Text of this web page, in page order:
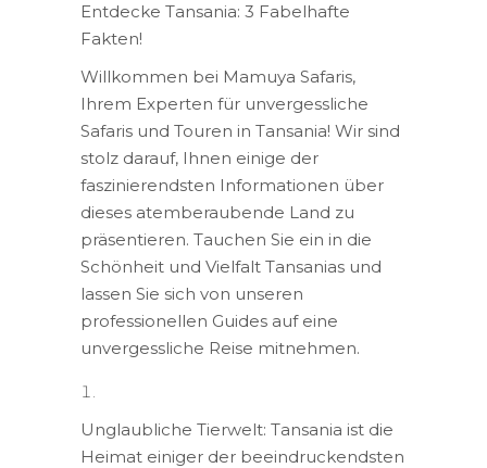
Entdecke Tansania: 3 Fabelhafte
Fakten!
Willkommen bei Mamuya Safaris,
Ihrem Experten für unvergessliche
Safaris und Touren in Tansania! Wir sind
stolz darauf, Ihnen einige der
faszinierendsten Informationen über
dieses atemberaubende Land zu
präsentieren. Tauchen Sie ein in die
Schönheit und Vielfalt Tansanias und
lassen Sie sich von unseren
professionellen Guides auf eine
unvergessliche Reise mitnehmen.
Unglaubliche Tierwelt: Tansania ist die
Heimat einiger der beeindruckendsten